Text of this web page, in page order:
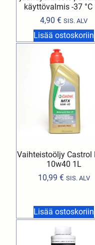
käyttövalmis -37 °C
4,90€ SIS. ALV
Lisää ostoskoriin
Vaihteistoöljy Castrol
10w40 1L
10,99 € SIS. ALV
Lisää ostoskoriin